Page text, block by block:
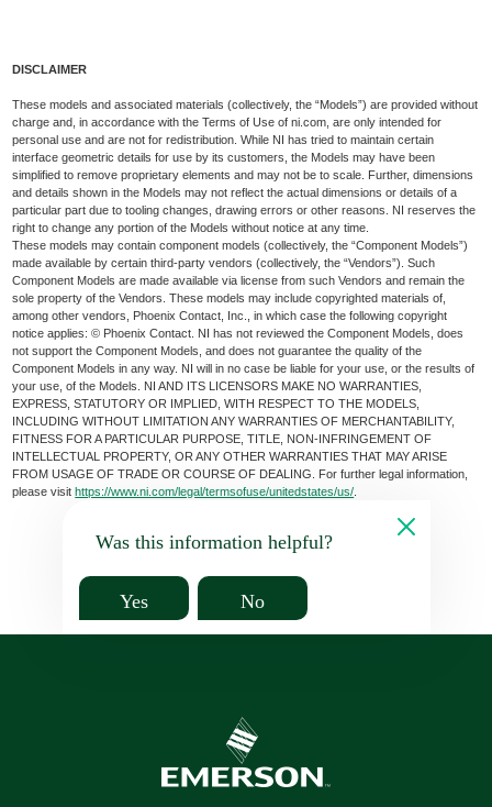
DISCLAIMER
These models and associated materials (collectively, the “Models”) are provided without
charge and, in accordance with the Terms of Use of ni.com, are only intended for
personal use and are not for redistribution. While NI has tried to maintain certain
interface geometric details for use by its customers, the Models may have been
simplified to remove proprietary elements and may not be to scale. Further, dimensions
and details shown in the Models may not reflect the actual dimensions or details of a
particular part due to tooling changes, drawing errors or other reasons. NI reserves the
right to change any portion of the Models without notice at any time.
These models may contain component models (collectively, the “Component Models”)
made available by certain third-party vendors (collectively, the “Vendors”). Such
Component Models are made available via license from such Vendors and remain the
sole property of the Vendors. These models may include copyrighted materials of,
among other vendors, Phoenix Contact, Inc., in which case the following copyright
notice applies: © Phoenix Contact. NI has not reviewed the Component Models, does
not support the Component Models, and does not guarantee the quality of the
Component Models in any way. NI will in no case be liable for your use, or the results of
your use, of the Models. NI AND ITS LICENSORS MAKE NO WARRANTIES,
EXPRESS, STATUTORY OR IMPLIED, WITH RESPECT TO THE MODELS,
INCLUDING WITHOUT LIMITATION ANY WARRANTIES OF MERCHANTABILITY,
FITNESS FOR A PARTICULAR PURPOSE, TITLE, NON-INFRINGEMENT OF
INTELLECTUAL PROPERTY, OR ANY OTHER WARRANTIES THAT MAY ARISE
FROM USAGE OF TRADE OR COURSE OF DEALING. For further legal information,
please visithttps://www.ni.com/legal/termsofuse/unitedstates/us/
Was this information helpful?
Yes No